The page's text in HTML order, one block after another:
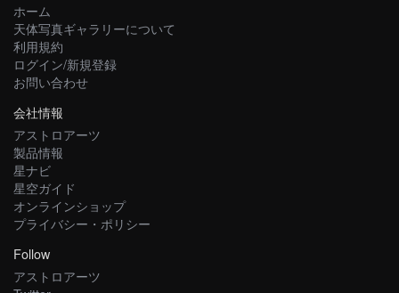
ホーム
天体写真ギャラリーについて
利用規約
ログイン/新規登録
お問い合わせ
会社情報
アストロアーツ
製品情報
星ナビ
星空ガイド
オンラインショップ
プライバシー・ポリシー
Follow
アストロアーツ